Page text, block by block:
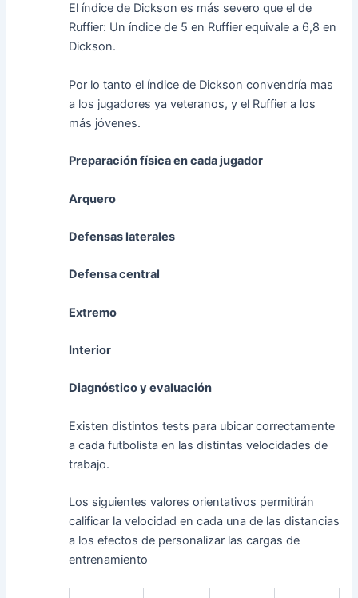
El índice de Dickson es más severo que el de
Ruffier: Un índice de 5 en Ruffier equivale a 6,8 en
Dickson.
Por lo tanto el índice de Dickson convendría mas
a los jugadores ya veteranos, y el Ruffier a los
más jóvenes.
Preparación física en cada jugador
Arquero
Defensas laterales
Defensa central
Extremo
Interior
Diagnóstico y evaluación
Existen distintos tests para ubicar correctamente
a cada futbolista en las distintas velocidades de
trabajo.
Los siguientes valores orientativos permitirán
calificar la velocidad en cada una de las distancias
a los efectos de personalizar las cargas de
entrenamiento